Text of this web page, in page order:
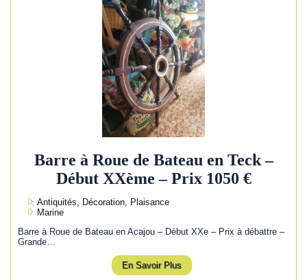
Barre à Roue de Bateau en Teck –
Début XXème – Prix 1050 €
Antiquités, Décoration, Plaisance
Marine
Barre à Roue de Bateau en Acajou – Début XXe – Prix à débattre –
Grande…
En Savoir Plus